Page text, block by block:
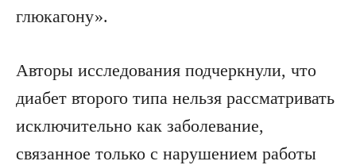
глюкагону».
Авторы исследования подчеркнули, что
диабет второго типа нельзя рассматривать
исключительно как заболевание,
связанное только с нарушением работы